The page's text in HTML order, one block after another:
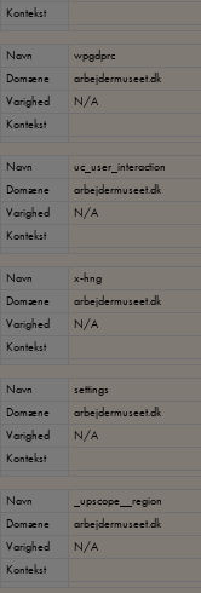
Kontekst
Navn
wpgdprc
Domæne
arbejdermuseet.dk
Varighed
N/A
Kontekst
Navn
uc_user_interaction
Domæne
arbejdermuseet.dk
Varighed
N/A
Kontekst
Navn
x-hng
Domæne
arbejdermuseet.dk
Varighed
N/A
Kontekst
Navn
settings
Domæne
arbejdermuseet.dk
Varighed
N/A
Kontekst
Navn
_upscope__region
Domæne
arbejdermuseet.dk
Varighed
N/A
Kontekst